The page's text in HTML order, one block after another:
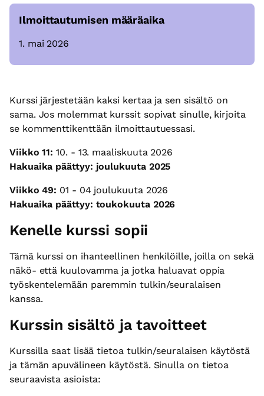
Ilmoittautumisen määräaika
1. mai 2026
Kurssi järjestetään kaksi kertaa ja sen sisältö on
sama. Jos molemmat kurssit sopivat sinulle, kirjoita
se kommenttikenttään ilmoittautuessasi.
Viikko 11: 10. - 13. maaliskuuta 2026
Hakuaika päättyy: joulukuuta 2025
Viikko 49: 01 - 04 joulukuuta 2026
Hakuaika päättyy: toukokuuta 2026
Kenelle kurssi sopii
Tämä kurssi on ihanteellinen henkilöille, joilla on sekä
näkö- että kuulovamma ja jotka haluavat oppia
työskentelemään paremmin tulkin/seuralaisen
kanssa.
Kurssin sisältö ja tavoitteet
Kurssilla saat lisää tietoa tulkin/seuralaisen käytöstä
ja tämän apuvälineen käytöstä. Sinulla on tietoa
seuraavista asioista: